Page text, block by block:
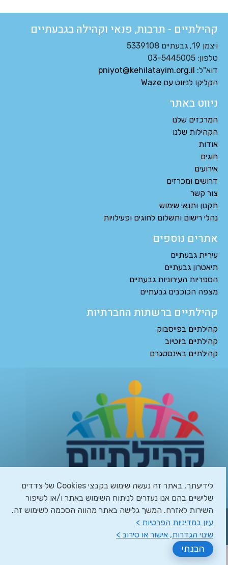
קהילתיים - תרבות, פנאי וקהילה בגבעתיים
ויצמן 19, גבעתיים 5339108
טלפון: 03-5445005
דוא"ל: pniyot@kehilatayim.org.il
הקליקו לניווט עם Waze
ניווט באתר
המרכזים שלנו
הקהילות שלנו
אודות
חוגים
אירועים
דרושים ומכרזים
צור קשר
תקנון ותנאי שימוש
נהלי רישום ותשלום לחוגים ופעילויות
אתרים נוספים
עיריית גבעתיים
תיאטרון גבעתיים
הספריות העירוניות גבעתיים
מצפה הכוכבים גבעתיים
קהילתיים ברשתות החברתיות
קהילתיים בפייסבוק
קהילתיים ביוטיוב
קהילתיים באינסטגרם
מפת האתר| מדיניות פרטיות |הצהרת נגישות|ניהול העדפות
Cookies| © כל הזכויות שמורות ל-קהילתיים. האתר פותח על ידי
א.ש בינה
לידיעתך, באתר זה נעשה שימוש בקבצי Cookies של צדדים
שלישיים בהם אנו נעזרים לניתוח השימוש באתר ו/או לשיפור
השירות לאזרח. המשך גלישה באתר מהווה הסכמה לשימוש זה.
עיון במדיניות הפרטיות >
שינוי הגדרות, אישור או סירוב >
הבנתי